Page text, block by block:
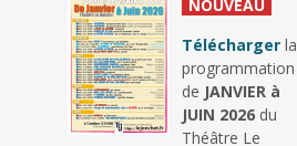
NOUVEAU
Télécharger la
programmation
de JANVIER à
JUIN 2026 du
Théâtre Le